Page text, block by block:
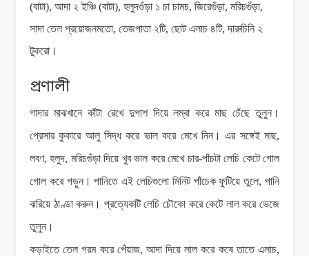
(বাটা), আদা ২ ইঞ্চি (বাটা), হলুদগুঁড়া ১ চা চামচ, জিরেগুঁড়া, মরিচগুঁড়া,
সাদা তেল প্রয়োজনমতো, তেজপাতা ২টি, ছোট এলাচ ৪টি, দারুচিনি ২
টুকরো।
প্রণালী
গাদার মাঝখানে কাঁটা রেখে দুপাশ দিয়ে লম্বা করে মাছ চেঁছে তুলুন।
প্রেসার কুকারে আলু সিদ্ধ করে ভাল করে মেখে নিন। এর সঙ্গেই মাছ,
লবণ, হলুদ, মরিচগুঁড়া দিয়ে খুব ভাল করে মেখে চার-পাঁচটা লেচি কেটে গোল
গোল করে গড়ুন। পানিতে এই লেচিগুলো মিনিট পাঁচেক ফুটিয়ে তুলে, পানি
ঝরিয়ে ঠাণ্ডা করুন। প্রত্যেকটি লেচি চৌকো করে কেটে লাল করে ভেজে
তুলুন।
কড়াইতে তেল গরম করে পেঁয়াজ, আদা দিয়ে লাল করে কষে তাতে এলাচ,